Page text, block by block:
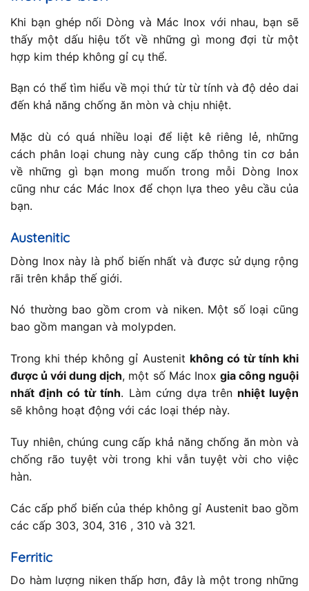
Khi bạn ghép nối Dòng và Mác Inox với nhau, bạn sẽ
thấy một dấu hiệu tốt về những gì mong đợi từ một
hợp kim thép không gỉ cụ thể.
Bạn có thể tìm hiểu về mọi thứ từ từ tính và độ dẻo dai
đến khả năng chống ăn mòn và chịu nhiệt.
Mặc dù có quá nhiều loại để liệt kê riêng lẻ, những
cách phân loại chung này cung cấp thông tin cơ bản
về những gì bạn mong muốn trong mỗi Dòng Inox
cũng như các Mác Inox để chọn lựa theo yêu cầu của
bạn.
Austenitic
Dòng Inox này là phổ biến nhất và được sử dụng rộng
rãi trên khắp thế giới.
Nó thường bao gồm crom và niken. Một số loại cũng
bao gồm mangan và molypden.
Trong khi thép không gỉ Austenit không có từ tính khi
được ủ với dung dịch, một số Mác Inox gia công nguội
nhất định có từ tính. Làm cứng dựa trên nhiệt luyện
sẽ không hoạt động với các loại thép này.
Tuy nhiên, chúng cung cấp khả năng chống ăn mòn và
chống rão tuyệt vời trong khi vẫn tuyệt vời cho việc
hàn.
Các cấp phổ biến của thép không gỉ Austenit bao gồm
các cấp 303, 304, 316 , 310 và 321.
Ferritic
Do hàm lượng niken thấp hơn, đây là một trong những